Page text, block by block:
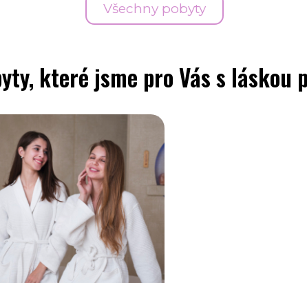
Všechny pobyty
které jsme pro Vás s láskou